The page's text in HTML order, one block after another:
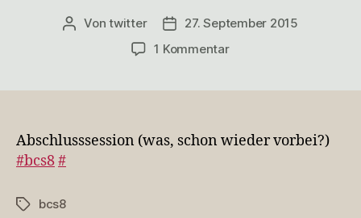
Beitragsautor
Vontwitter Veröffentlichungsdatum
27. September 2015
1 Kommentarzu
vorbei?)
Abschlusssession (was, schon wieder vorbei?)
#bcs8#
Schlagwörter
bcs8